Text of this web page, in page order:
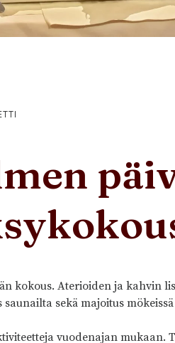
kokous. Aterioiden ja kahvin
saunailta sekä majoitus
vuodenajan mukaan.